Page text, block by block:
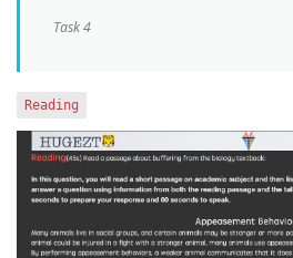
Task 4
Reading